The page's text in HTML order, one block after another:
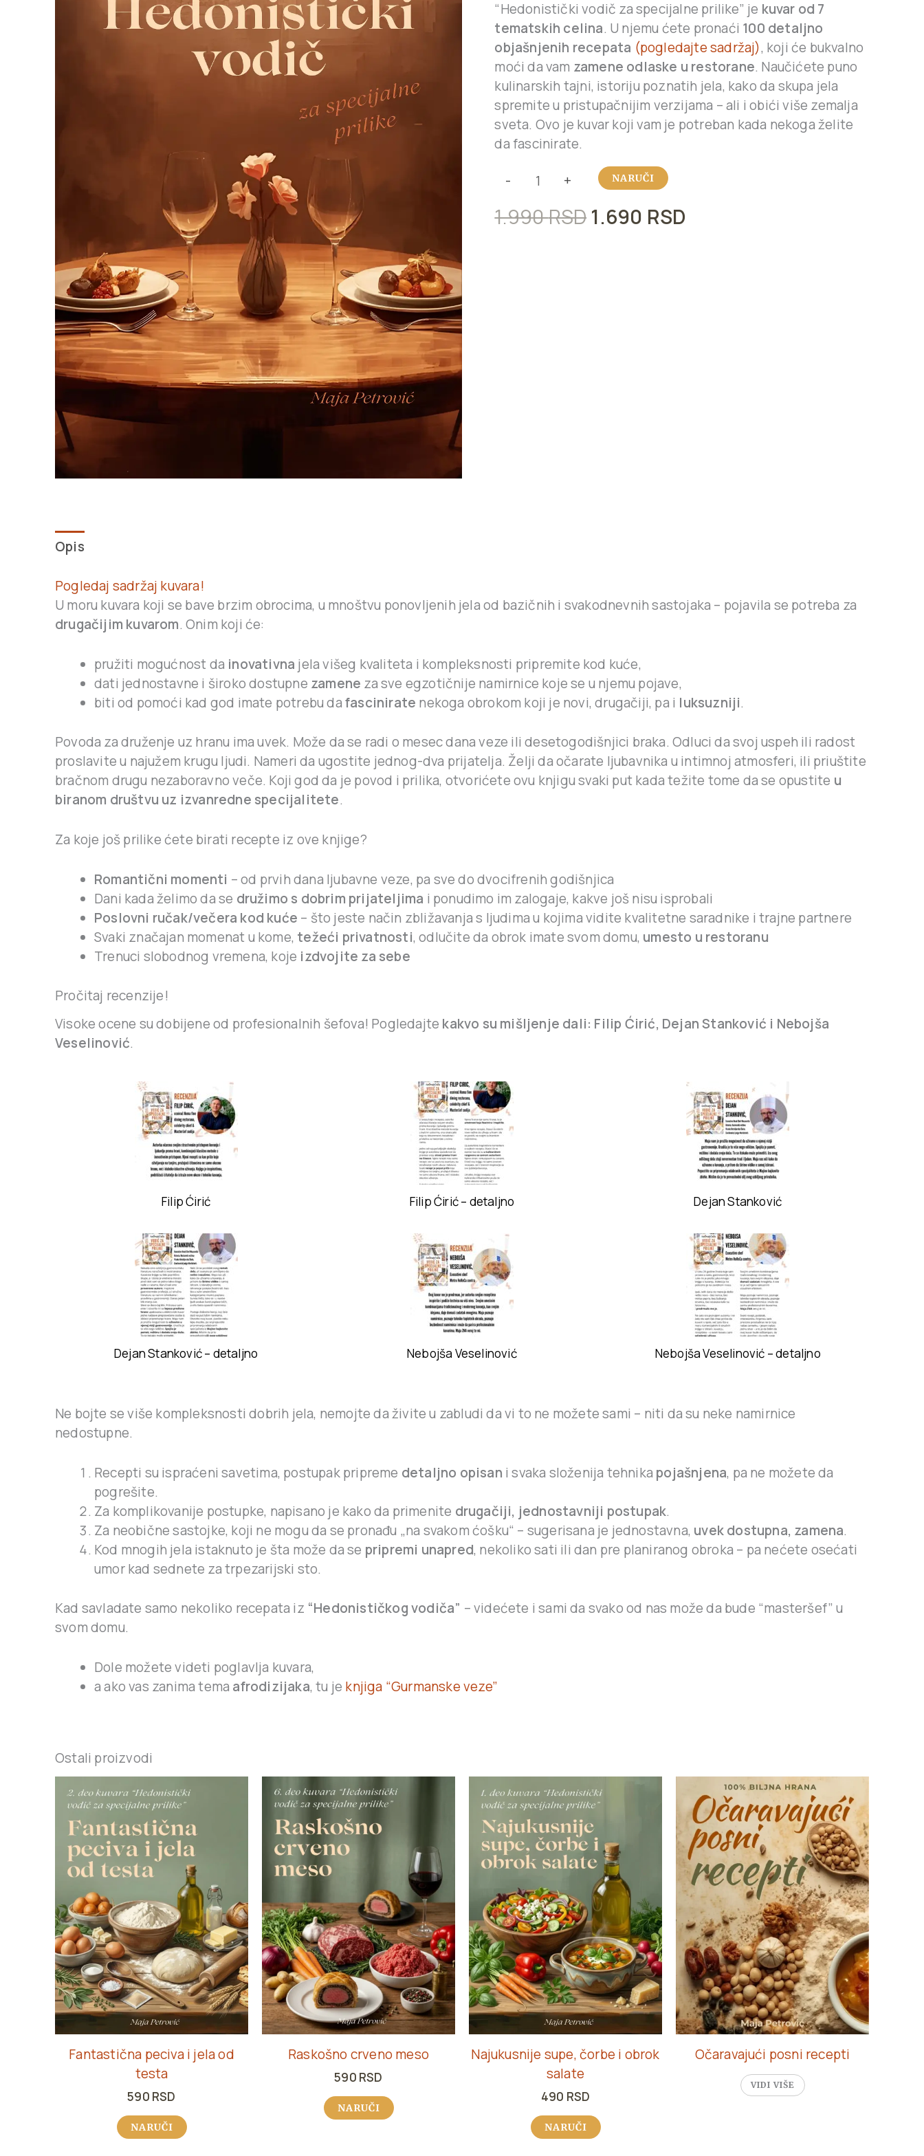
“Hedonistički vodič za specijalne prilike” je kuvar od 7
tematskih celina. U njemu ćete pronaći 100 detaljno
objašnjenih recepata (pogledajte sadržaj), koji će bukvalno
moći da vam zamene odlaske u restorane. Naučićete puno
kulinarskih tajni, istoriju poznatih jela, kako da skupa jela
spremite u pristupačnijim verzijama – ali i obići više zemalja
sveta. Ovo je kuvar koji vam je potreban kada nekoga želite
da fascinirate.
-
-
kuvar
quantity
+ NARUČI
1.990RSD 1.690 RSD
Opis
Pogledaj sadržaj kuvara!
U moru kuvara koji se bave brzim obrocima, u mnoštvu ponovljenih jela od bazičnih i svakodnevnih sastojaka – pojavila se potreba za
drugačijim kuvarom. Onim koji će:
pružiti mogućnost da inovativna jela višeg kvaliteta i kompleksnosti pripremite kod kuće,
dati jednostavne i široko dostupne zamene za sve egzotičnije namirnice koje se u njemu pojave,
biti od pomoći kad god imate potrebu dafascinirate nekoga obrokom koji je novi, drugačiji, pa i luksuzniji.
Povoda za druženje uz hranu ima uvek. Može da se radi o mesec dana veze ili desetogodišnjici braka. Odluci da svoj uspeh ili radost
proslavite u najužem krugu ljudi. Nameri da ugostite jednog-dva prijatelja. Želji da očarate ljubavnika u intimnoj atmosferi, ili priuštite
bračnom drugu nezaboravno veče. Koji god da je povod i prilika, otvorićete ovu knjigu svaki put kada težite tome da se opustite u
biranom društvu uz izvanredne specijalitete.
Za koje još prilike ćete birati recepte iz ove knjige?
Romantični momenti – od prvih dana ljubavne veze, pa sve do dvocifrenih godišnjica
Dani kada želimo da se družimo s dobrim prijateljima i ponudimo im zalogaje, kakve još nisu isprobali
Poslovni ručak/večera kod kuće – što jeste način zbližavanja s ljudima u kojima vidite kvalitetne saradnike i trajne partnere
Svaki značajan momenat u kome, težeći privatnosti, odlučite da obrok imate svom domu, umesto u restoranu
Trenuci slobodnog vremena, koje izdvojite za sebe
Pročitaj recenzije!
Visoke ocene su dobijene od profesionalnih šefova! Pogledajte kakvo su mišljenje dali: Filip Ćirić, Dejan Stanković i Nebojša
Veselinović.
Filip Ćirić Filip Ćirić – detaljno Dejan Stanković
Dejan Stanković – detaljno Nebojša Veselinović Nebojša Veselinović – detaljno
Ne bojte se više kompleksnosti dobrih jela, nemojte da živite u zabludi da vi to ne možete sami – niti da su neke namirnice
nedostupne.
Recepti su ispraćeni savetima, postupak pripreme detaljno opisan i svaka složenija tehnika pojašnjena, pa ne možete da
pogrešite.
Za komplikovanije postupke, napisano je kako da primenite drugačiji, jednostavniji postupak.
Za neobične sastojke, koji ne mogu da se pronađu „na svakom ćošku“ – sugerisana je jednostavna, uvek dostupna, zamena.
Kod mnogih jela istaknuto je šta može da se pripremi unapred, nekoliko sati ili dan pre planiranog obroka – pa nećete osećati
umor kad sednete za trpezarijski sto.
Kad savladate samo nekoliko recepata iz “Hedonističkog vodiča” – videćete i sami da svako od nas može da bude “masteršef” u
svom domu.
Dole možete videti poglavlja kuvara,
a ako vas zanima tema afrodizijaka, tu je knjiga “Gurmanske veze”
Ostali proizvodi
Fantastična peciva i jela od
testa
590 RSD
NARUČI
Raskošno crveno meso
590 RSD
NARUČI
Najukusnije supe, čorbe i obrok
salate
490 RSD
NARUČI
Očaravajući posni recepti
VIDI VIŠE